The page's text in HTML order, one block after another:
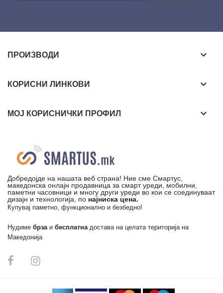
ПРОИЗВОДИ keyboard_arrow_down
КОРИСНИ ЛИНКОВИ keyboard_arrow_down
МОЈ КОРИСНИЧКИ ПРОФИЛ keyboard_arrow_down
Добредојде на нашата веб страна! Ние сме Смартус,
македонска онлајн продавница за смарт уреди, мобилни,
паметни часовници и многу други уреди во кои се соединуваат
дизајн и технологија, по најниска цена.
Купувај паметно, функционално и безбедно!
Нудиме брза и бесплатна достава на целата територија на
Македонија